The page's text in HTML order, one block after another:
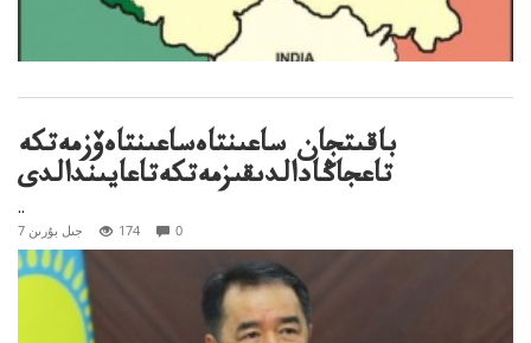
باقىتجان ساعىنتاەساعىنتاەۆزمەتكە
تاعجاڭادالدىقىزمەتكەتاعايىندالدى
..
7 جىل بۇرىن 174 0